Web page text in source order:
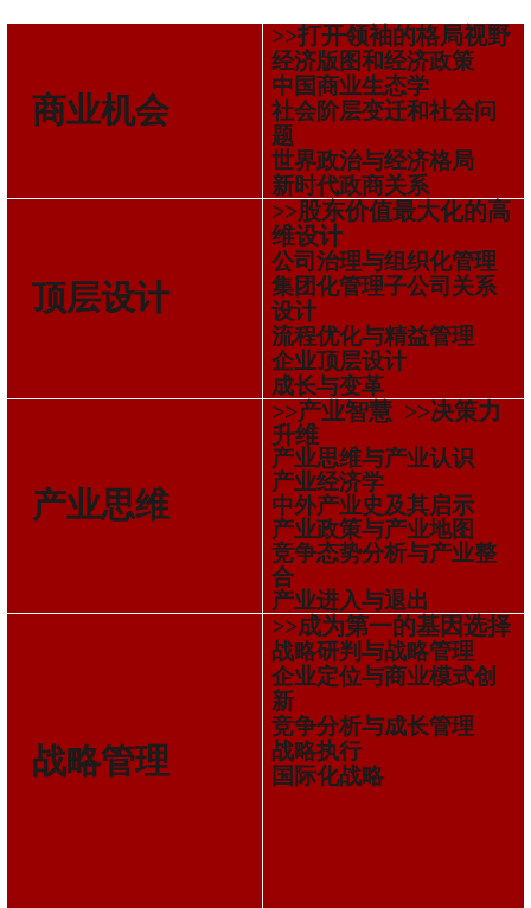
商业机会
>>打开领袖的格局视野
经济版图和经济政策
中国商业生态学
社会阶层变迁和社会问
题
世界政治与经济格局
新时代政商关系
顶层设计
>>股东价值最大化的高
维设计
公司治理与组织化管理
集团化管理子公司关系
设计
流程优化与精益管理
企业顶层设计
成长与变革
产业思维
>>产业智慧 >>决策力
升维
产业思维与产业认识
产业经济学
中外产业史及其启示
产业政策与产业地图
竞争态势分析与产业整
合
产业进入与退出
战略管理
>>成为第一的基因选择
战略研判与战略管理
企业定位与商业模式创
新
竞争分析与成长管理
战略执行
国际化战略